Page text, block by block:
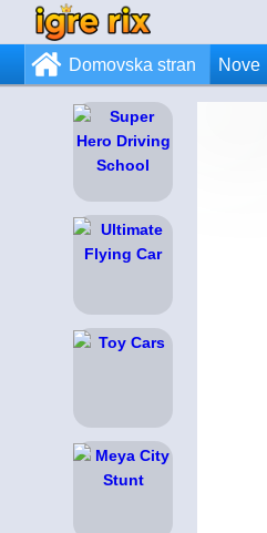
Domovska stran Nove